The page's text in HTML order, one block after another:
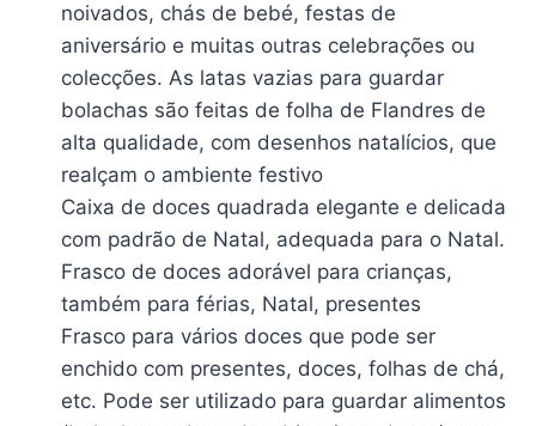
noivados, chás de bebé, festas de
aniversário e muitas outras celebrações ou
colecções. As latas vazias para guardar
bolachas são feitas de folha de Flandres de
alta qualidade, com desenhos natalícios, que
realçam o ambiente festivo
Caixa de doces quadrada elegante e delicada
com padrão de Natal, adequada para o Natal.
Frasco de doces adorável para crianças,
também para férias, Natal, presentes
Frasco para vários doces que pode ser
enchido com presentes, doces, folhas de chá,
etc. Pode ser utilizado para guardar alimentos